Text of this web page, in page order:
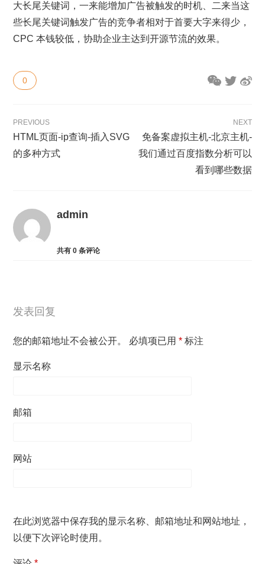
大长尾关键词，一来能增加广告被触发的时机、二来当这
些长尾关键词触发广告的竞争者相对于首要大字来得少，
CPC 本钱较低，协助企业主达到开源节流的效果。
0
PREVIOUS
HTML页面-ip查询-插入SVG
的多种方式
NEXT
免备案虚拟主机-北京主机-
我们通过百度指数分析可以
看到哪些数据
admin
共有0 条评论
发表回复
您的邮箱地址不会被公开。 必填项已用* 标注
显示名称
邮箱
网站
在此浏览器中保存我的显示名称、邮箱地址和网站地址，
以便下次评论时使用。